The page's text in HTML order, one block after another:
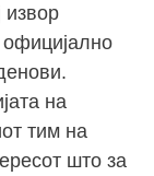
извор
на
тим на
што за